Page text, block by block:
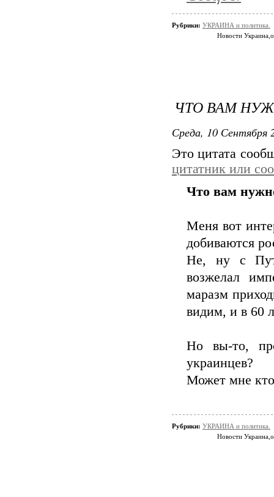
Рубрики: УКРАИНА и политика.
Новости
ЧТО ВАМ
Среда, 10 Сентября
Это цитата
цитатник или
Что вам
Меня вот
добиваются
Не, ну с
возжелал
маразм
видим, и в 60
Но вы-то,
украинцев?
Может мне
Рубрики: УКРАИНА и политика.
Новости